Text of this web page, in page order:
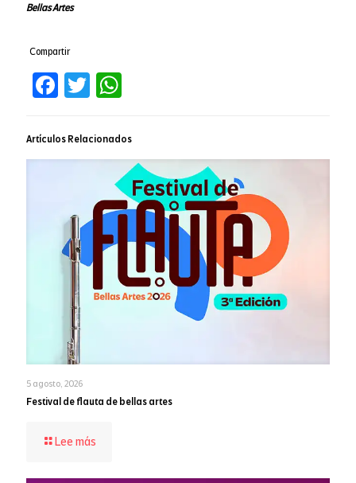
Bellas Artes
Compartir
Facebook
TwitterWhatsApp
Artículos Relacionados
5 agosto, 2026
Festival de flauta de bellas artes
Lee más